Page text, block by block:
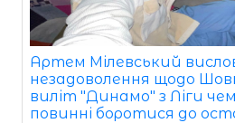
Артем Мілевський
незадоволення щодо
виліт "Динамо" з Ліги
повинні боротися до